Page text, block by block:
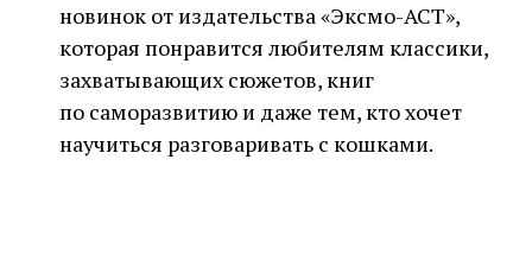
новинок от издательства «Эксмо-АСТ»,
которая понравится любителям классики,
захватывающих сюжетов, книг
по саморазвитию и даже тем, кто хочет
научиться разговаривать с кошками.